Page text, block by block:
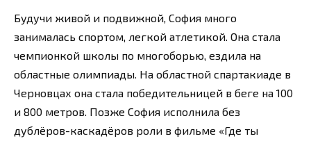
Будучи живой и подвижной, София много
занималась спортом, легкой атлетикой. Она стала
чемпионкой школы по многоборью, ездила на
областные олимпиады. На областной спартакиаде в
Черновцах она стала победительницей в беге на 100
и 800 метров. Позже София исполнила без
дублёров-каскадёров роли в фильме «Где ты